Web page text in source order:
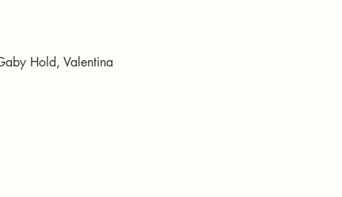
Hold, Valentina